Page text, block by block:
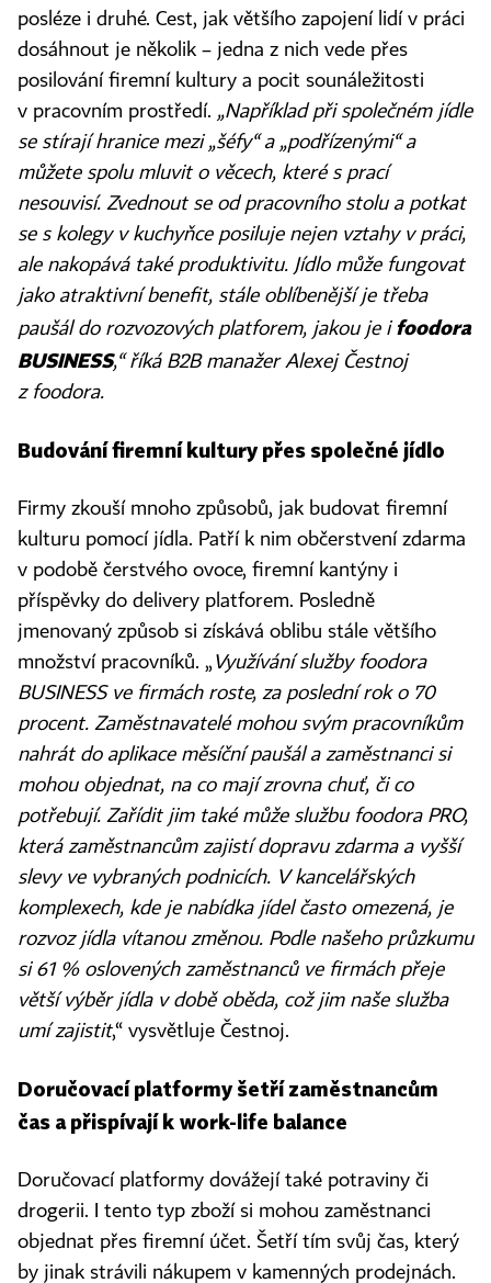
posléze i druhé. Cest, jak většího zapojení lidí v práci
dosáhnout je několik – jedna z nich vede přes
posilování firemní kultury a pocit sounáležitosti
v pracovním prostředí. „Například při společném jídle
se stírají hranice mezi „šéfy“ a „podřízenými“ a
můžete spolu mluvit o věcech, které s prací
nesouvisí. Zvednout se od pracovního stolu a potkat
se s kolegy v kuchyňce posiluje nejen vztahy v práci,
ale nakopává také produktivitu. Jídlo může fungovat
jako atraktivní benefit, stále oblíbenější je třeba
paušál do rozvozových platforem, jakou je i foodora
BUSINESS,“ říká B2B manažer Alexej Čestnoj
z foodora.
Budování firemní kultury přes společné jídlo
Firmy zkouší mnoho způsobů, jak budovat firemní
kulturu pomocí jídla. Patří k nim občerstvení zdarma
v podobě čerstvého ovoce, firemní kantýny i
příspěvky do delivery platforem. Posledně
jmenovaný způsob si získává oblibu stále většího
množství pracovníků. „Využívání služby foodora
BUSINESS ve firmách roste, za poslední rok o 70
procent. Zaměstnavatelé mohou svým pracovníkům
nahrát do aplikace měsíční paušál a zaměstnanci si
mohou objednat, na co mají zrovna chuť, či co
potřebují. Zařídit jim také může službu foodora PRO,
která zaměstnancům zajistí dopravu zdarma a vyšší
slevy ve vybraných podnicích. V kancelářských
komplexech, kde je nabídka jídel často omezená, je
rozvoz jídla vítanou změnou. Podle našeho průzkumu
si 61 % oslovených zaměstnanců ve firmách přeje
větší výběr jídla v době oběda, což jim naše služba
umí zajistit,“ vysvětluje Čestnoj.
Doručovací platformy šetří zaměstnancům
čas a přispívají k work-life balance
Doručovací platformy dovážejí také potraviny či
drogerii. I tento typ zboží si mohou zaměstnanci
objednat přes firemní účet. Šetří tím svůj čas, který
by jinak strávili nákupem v kamenných prodejnách.